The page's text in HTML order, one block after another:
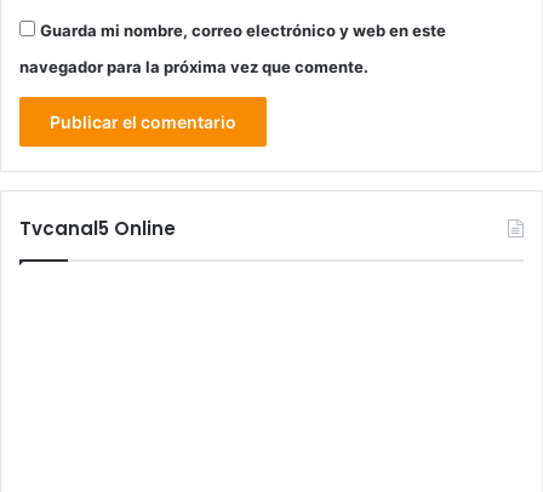
Guarda mi nombre, correo electrónico y web en este
navegador para la próxima vez que comente.
Tvcanal5 Online